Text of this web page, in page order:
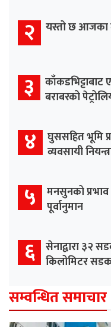
२ यस्तो छ आजका
३ काँकडभिट्टाबाट
बराबरको
४ घुससहित भूमि
व्यवसायी
५ मनसुनको प्रभाव
पूर्वानुमान
६ सेनाद्वारा ३२
किलोमिटर सडक
सम्वन्धित समाचार